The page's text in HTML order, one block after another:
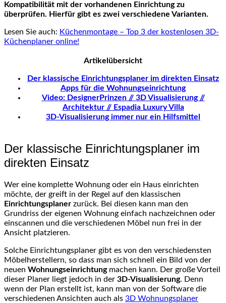
Kompatibilität mit der vorhandenen Einrichtung zu
überprüfen. Hierfür gibt es zwei verschiedene Varianten.
Lesen Sie auch: Küchenmontage – Top 3 der kostenlosen 3D-
Küchenplaner online!
Artikelübersicht
Der klassische Einrichtungsplaner im direkten Einsatz
Apps für die Wohnungseinrichtung
Video: DesignerPrinzen // 3D Visualisierung //
Architektur // Espadia Luxury Villa
3D-Visualisierung immer nur ein Hilfsmittel
Der klassische Einrichtungsplaner im
direkten Einsatz
Wer eine komplette Wohnung oder ein Haus einrichten
möchte, der greift in der Regel auf den klassischen
Einrichtungsplaner zurück. Bei diesen kann man den
Grundriss der eigenen Wohnung einfach nachzeichnen oder
einscannen und die verschiedenen Möbel nun frei in der
Ansicht platzieren.
Solche Einrichtungsplaner gibt es von den verschiedensten
Möbelherstellern, so dass man sich schnell ein Bild von der
neuen Wohnungseinrichtungmachen kann. Der große Vorteil
dieser Planer liegt jedoch in der 3D-Visualisierung. Denn
wenn der Plan erstellt ist, kann man von der Software die
verschiedenen Ansichten auch als 3D Wohnungsplaner